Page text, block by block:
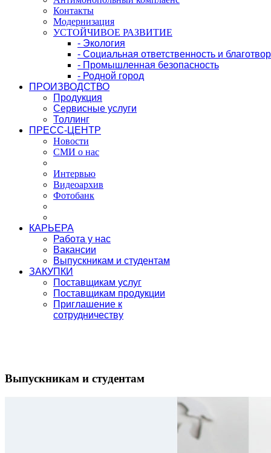
Контакты
Модернизация
УСТОЙЧИВОЕ РАЗВИТИЕ
- Экология
- Социальная ответственность и
- Промышленная безопасность
- Родной город
ПРОИЗВОДСТВО
Продукция
Сервисные услуги
Толлинг
ПРЕСС-ЦЕНТР
Новости
СМИ о нас
Интервью
Видеоархив
Фотобанк
КАРЬЕРА
Работа у нас
Вакансии
Выпускникам и студентам
ЗАКУПКИ
Поставщикам услуг
Поставщикам продукции
Приглашение к
сотрудничеству
Выпускникам и студентам